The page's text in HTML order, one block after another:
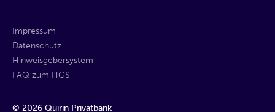
© 2026 Quirin Privatbank
Impressum
Datenschutz
Hinweisgebersystem
FAQ zum HGS